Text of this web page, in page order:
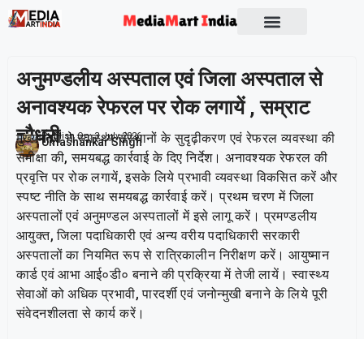
अनुमण्डलीय अस्पताल एवं जिला अस्पताल से
अनावश्यक रेफरल पर रोक लगायें , सम्राट
चौधरीUmashankar Singh
Publish On: 3 July 2026
मुख्यमंत्री ने स्वास्थ्य संस्थानों के सुदृढ़ीकरण एवं रेफरल व्यवस्था की
समीक्षा की, समयबद्ध कार्रवाई के दिए निर्देश। अनावश्यक रेफरल की
प्रवृत्ति पर रोक लगायें, इसके लिये प्रभावी व्यवस्था विकसित करें और
स्पष्ट नीति के साथ समयबद्ध कार्रवाई करें। प्रथम चरण में जिला
अस्पतालों एवं अनुमण्डल अस्पतालों में इसे लागू करें। प्रमण्डलीय
आयुक्त, जिला पदाधिकारी एवं अन्य वरीय पदाधिकारी सरकारी
अस्पतालों का नियमित रूप से रात्रिकालीन निरीक्षण करें। आयुष्मान
कार्ड एवं आभा आई०डी० बनाने की प्रक्रिया में तेजी लायें। स्वास्थ्य
सेवाओं को अधिक प्रभावी, पारदर्शी एवं जनोन्मुखी बनाने के लिये पूरी
संवेदनशीलता से कार्य करें।